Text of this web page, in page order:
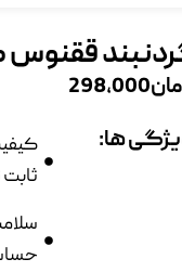
ققنوس کد
298,000
ها: